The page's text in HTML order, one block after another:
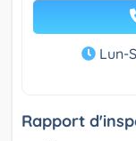
Lun-
Rapport